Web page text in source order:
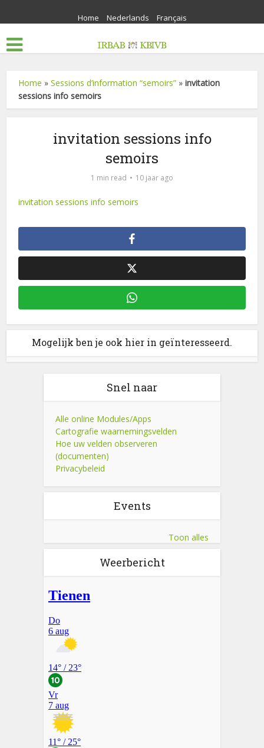
Home Nederlands Français
Home »Sessions d’information “semoirs” »invitation
sessions info semoirs
invitation sessions info
semoirs
1 min read 10 jaar ago
invitation sessions info semoirs
Mogelijk ben je ook hier in geïnteresseerd.
Snel naar
Alle online Modules/Apps
Cartografie waarnemingsvelden
Hoe uw velden observeren
(documenten)
Privacybeleid
Events
Toon alles
Weerbericht